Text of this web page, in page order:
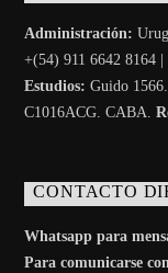
Administración:
+(54) 911 6642 8164 |
Estudios: Guido 1566.
C1016ACG. CABA.
CONTACTO
Whatsapp para
Para comunicarse